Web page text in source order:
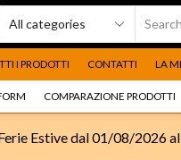
I PRODOTTI CONTATTI LA
COMPARAZIONE PRODOTTI
Estive dal 01/08/2026